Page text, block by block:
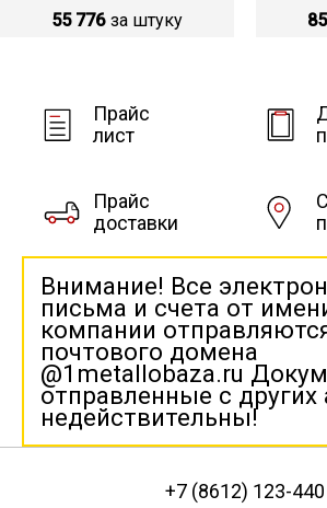
55 776 за штуку
Прайс
лист
Прайс
доставки
Внимание! Все
письма и счета от
компании
почтового домена
@1metallobaza.ru
отправленные с других
недействительны!
+7 (8612) 123-440